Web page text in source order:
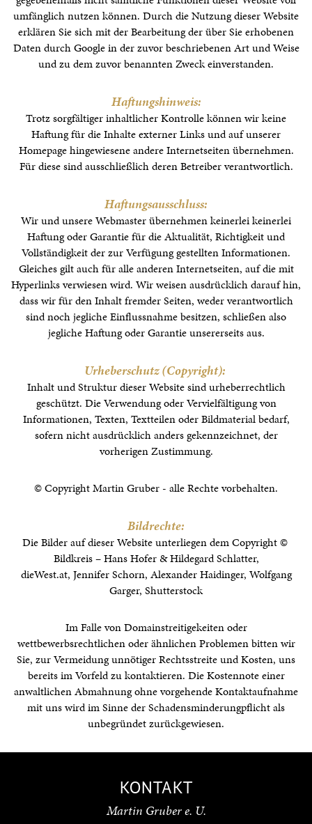
umfänglich nutzen können. Durch die Nutzung dieser Website
erklären Sie sich mit der Bearbeitung der über Sie erhobenen
Daten durch Google in der zuvor beschriebenen Art und Weise
und zu dem zuvor benannten Zweck einverstanden.
Haftungshinweis:
Trotz sorgfältiger inhaltlicher Kontrolle können wir keine
Haftung für die Inhalte externer Links und auf unserer
Homepage hingewiesene andere Internetseiten übernehmen.
Für diese sind ausschließlich deren Betreiber verantwortlich.
Haftungsausschluss:
Wir und unsere Webmaster übernehmen keinerlei keinerlei
Haftung oder Garantie für die Aktualität, Richtigkeit und
Vollständigkeit der zur Verfügung gestellten Informationen.
Gleiches gilt auch für alle anderen Internetseiten, auf die mit
Hyperlinks verwiesen wird. Wir weisen ausdrücklich darauf hin,
dass wir für den Inhalt fremder Seiten, weder verantwortlich
sind noch jegliche Einflussnahme besitzen, schließen also
jegliche Haftung oder Garantie unsererseits aus.
Urheberschutz (Copyright):
Inhalt und Struktur dieser Website sind urheberrechtlich
geschützt. Die Verwendung oder Vervielfältigung von
Informationen, Texten, Textteilen oder Bildmaterial bedarf,
sofern nicht ausdrücklich anders gekennzeichnet, der
vorherigen Zustimmung.
© Copyright Martin Gruber - alle Rechte vorbehalten.
Bildrechte:
Die Bilder auf dieser Website unterliegen dem Copyright ©
Bildkreis – Hans Hofer & Hildegard Schlatter,
dieWest.at, Jennifer Schorn, Alexander Haidinger, Wolfgang
Garger, Shutterstock
Im Falle von Domainstreitigekeiten oder
wettbewerbsrechtlichen oder ähnlichen Problemen bitten wir
Sie, zur Vermeidung unnötiger Rechtsstreite und Kosten, uns
bereits im Vorfeld zu kontaktieren. Die Kostennote einer
anwaltlichen Abmahnung ohne vorgehende Kontaktaufnahme
mit uns wird im Sinne der Schadensminderungpflicht als
unbegründet zurückgewiesen.
KONTAKT
Martin Gruber e. U.